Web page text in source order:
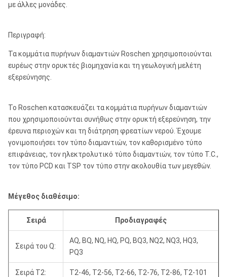
με άλλες μονάδες.
Περιγραφή:
Τα κομμάτια πυρήνων διαμαντιών Roschen χρησιμοποιούνται
ευρέως στην ορυκτές βιομηχανία και τη γεωλογική μελέτη
εξερεύνησης.
Το Roschen κατασκευάζει τα κομμάτια πυρήνων διαμαντιών
που χρησιμοποιούνται συνήθως στην ορυκτή εξερεύνηση, την
έρευνα περιοχών και τη διάτρηση φρεατίων νερού. Έχουμε
γονιμοποιήσει τον τύπο διαμαντιών, τον καθορισμένο τύπο
επιφάνειας, τον ηλεκτρολυτικό τύπο διαμαντιών, τον τύπο T.C.,
τον τύπο PCD και TSP τον τύπο στην ακολουθία των μεγεθών.
Μέγεθος διαθέσιμο:
Σειρά Προδιαγραφές
Σειρά του Q:
AQ, BQ, NQ, HQ, PQ, BQ3, NQ2, NQ3, HQ3,
PQ3
Σειρά T2: T2-46, T2-56, T2-66, T2-76, T2-86, T2-101